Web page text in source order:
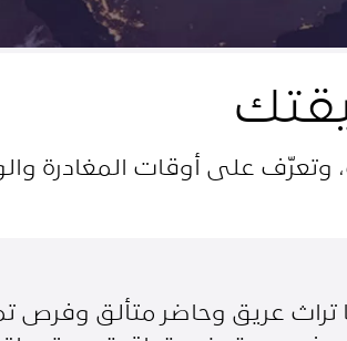
وتعرّف على أوقات المغادرة
عريق وحاضر متألق وفرص